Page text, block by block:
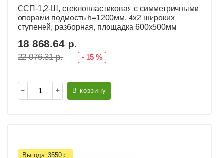
ССП-1,2-Ш, стеклопластиковая с симметричными
опорами подмость h=1200мм, 4х2 широких
ступеней, разборная, площадка 600х500мм
18 868.64 р.
22 076.31р. - 15 %
В корзину
Выгода: 3550 р.